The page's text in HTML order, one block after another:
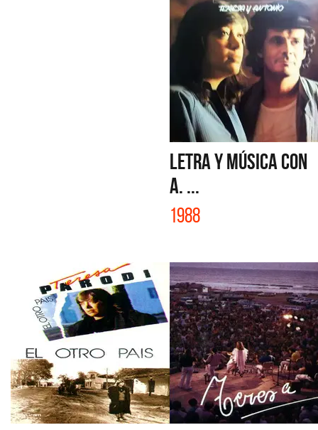
LETRA Y MÚSICA con
A. ...
1988